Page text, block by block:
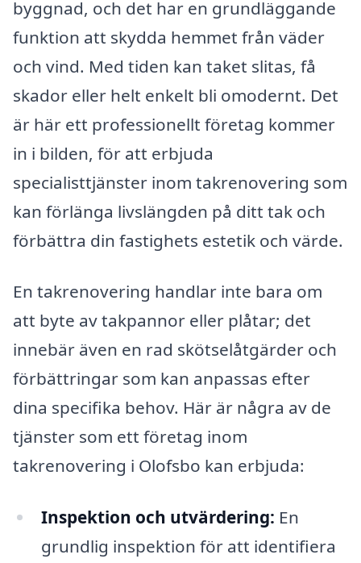
byggnad, och det har en grundläggande
funktion att skydda hemmet från väder
och vind. Med tiden kan taket slitas, få
skador eller helt enkelt bli omodernt. Det
är här ett professionellt företag kommer
in i bilden, för att erbjuda
specialisttjänster inom takrenovering som
kan förlänga livslängden på ditt tak och
förbättra din fastighets estetik och värde.
En takrenovering handlar inte bara om
att byte av takpannor eller plåtar; det
innebär även en rad skötselåtgärder och
förbättringar som kan anpassas efter
dina specifika behov. Här är några av de
tjänster som ett företag inom
takrenovering i Olofsbo kan erbjuda:
Inspektion och utvärdering: En
grundlig inspektion för att identifiera